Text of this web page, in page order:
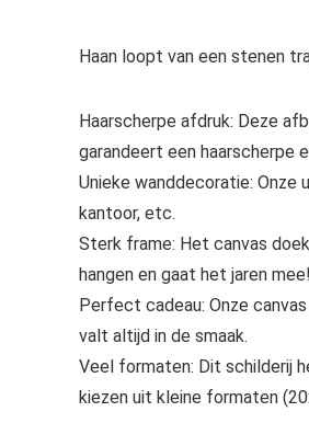
Haan loopt van een stenen
Haarscherpe afdruk: Deze
garandeert een haarscherpe
Unieke wanddecoratie: Onze
kantoor, etc.
Sterk frame: Het canvas
hangen en gaat het jaren mee!
Perfect cadeau: Onze
valt altijd in de smaak.
Veel formaten: Dit schilderij
kiezen uit kleine formaten